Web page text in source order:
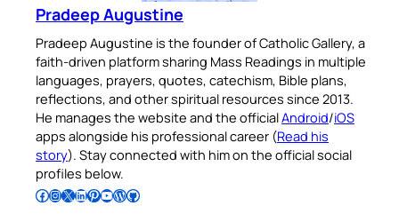
Pradeep Augustine
Pradeep Augustine is the founder of Catholic Gallery, a
faith-driven platform sharing Mass Readings in multiple
languages, prayers, quotes, catechism, Bible plans,
reflections, and other spiritual resources since 2013.
He manages the website and the officialAndroid/iOS
apps alongside his professional career (Read his
story). Stay connected with him on the official social
profiles below.
Follow Pradeep on Facebook Follow Pradeep on InstagramFollow Pradeep on X Follow Pradeep on LinkedIn Follow Pradeep on Pinterest Subscribe to Pradeep’s Youtube Channel Follow Pradeep on WordPress Follow Pradeep on GitHub